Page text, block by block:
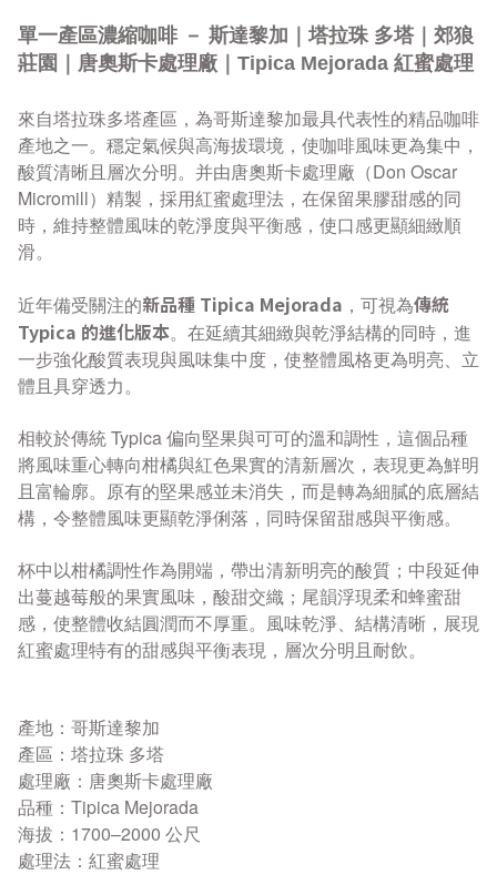
單一產區濃縮咖啡 － 斯達黎加｜塔拉珠 多塔｜郊狼
莊園｜唐奧斯卡處理廠｜Tipica Mejorada 紅蜜處理
來自塔拉珠多塔產區，為哥斯達黎加最具代表性的精品咖啡
產地之一。穩定氣候與高海拔環境，使咖啡風味更為集中，
酸質清晰且層次分明。并由唐奧斯卡處理廠（Don Oscar
Micromill）精製，採用紅蜜處理法，在保留果膠甜感的同
時，維持整體風味的乾淨度與平衡感，使口感更顯細緻順
滑。
近年備受關注的新品種 Tipica Mejorada ，可視為傳統
Typica 的進化版本。在延續其細緻與乾淨結構的同時，進
一步強化酸質表現與風味集中度，使整體風格更為明亮、立
體且具穿透力。
相較於傳統 Typica 偏向堅果與可可的溫和調性，這個品種
將風味重心轉向柑橘與紅色果實的清新層次，表現更為鮮明
且富輪廓。原有的堅果感並未消失，而是轉為細膩的底層結
構，令整體風味更顯乾淨俐落，同時保留甜感與平衡感。
杯中以柑橘調性作為開端，帶出清新明亮的酸質；中段延伸
出蔓越莓般的果實風味，酸甜交織；尾韻浮現柔和蜂蜜甜
感，使整體收結圓潤而不厚重。 風味乾淨、結構清晰，展現
紅蜜處理特有的甜感與平衡表現，層次分明且耐飲。
產地：哥斯達黎加
產區：塔拉珠 多塔
處理廠：唐奧斯卡處理廠
品種：Tipica Mejorada
海拔：1700–2000 公尺
處理法：紅蜜處理